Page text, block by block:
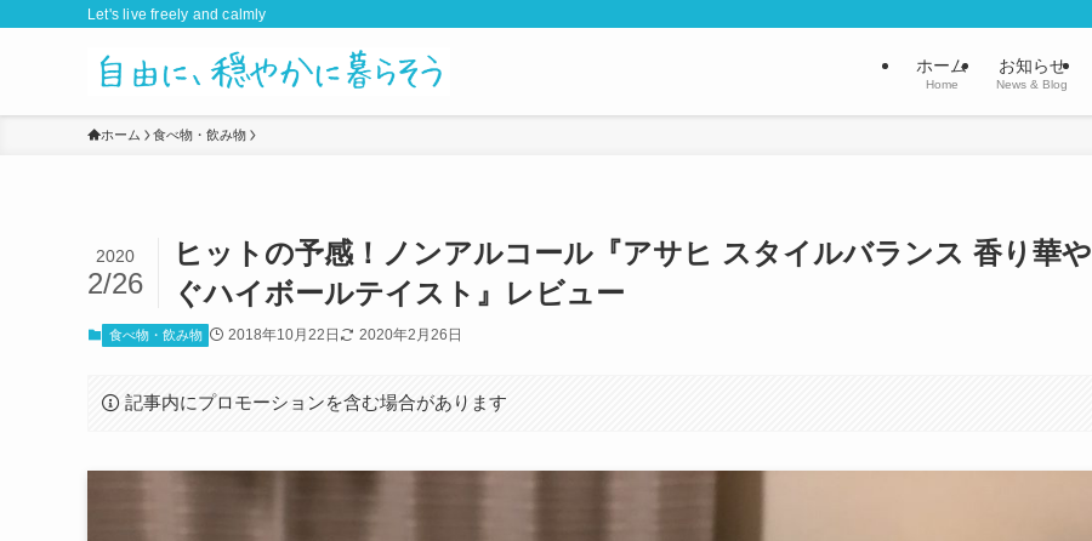
Let's live freely and calmly
ホーム
Home
お知らせ
News & Blog
ホーム 食べ物・飲み物
ヒットの予感！ノンアルコール『アサヒ スタイルバランス 香り華や
ぐハイボールテイスト』レビュー
2020
2/26
食べ物・飲み物 2018年10月22日 2020年2月26日
記事内にプロモーションを含む場合があります